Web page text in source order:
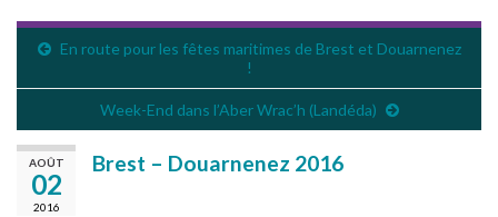
En route pour les fêtes maritimes de Brest et Douarnenez
!
Week-End dans l’Aber Wrac’h (Landéda)
AOÛT
02
2016
Brest – Douarnenez 2016